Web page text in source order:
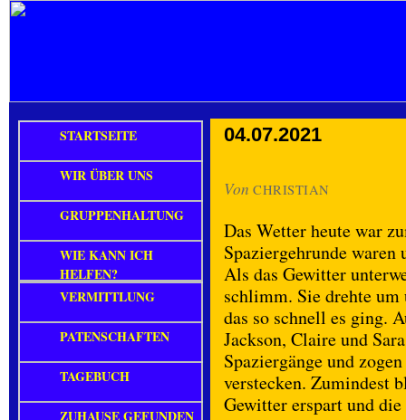
04.07.2021
Von CHRISTIAN
Das Wetter heute war
Spaziergehrunde
Als das Gewitter
schlimm. Sie drehte
das so schnell es ging.
Jackson, Claire und
Spaziergänge und
verstecken. Zumindest
Gewitter erspart und
STARTSEITE
WIR ÜBER UNS
GRUPPENHALTUNG
WIE KANN ICH
HELFEN?
VERMITTLUNG
PATENSCHAFTEN
TAGEBUCH
ZUHAUSE GEFUNDEN